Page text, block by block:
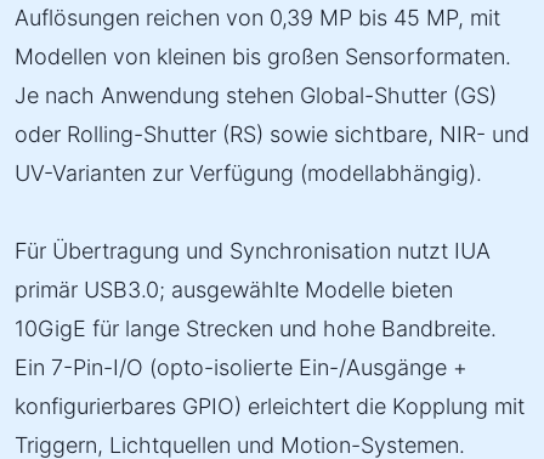
Auflösungen reichen von 0,39 MP bis 45 MP, mit
Modellen von kleinen bis großen Sensorformaten.
Je nach Anwendung stehen Global-Shutter (GS)
oder Rolling-Shutter (RS) sowie sichtbare, NIR- und
UV-Varianten zur Verfügung (modellabhängig).
Für Übertragung und Synchronisation nutzt IUA
primär USB3.0; ausgewählte Modelle bieten
10GigE für lange Strecken und hohe Bandbreite.
Ein 7-Pin-I/O (opto-isolierte Ein-/Ausgänge +
konfigurierbares GPIO) erleichtert die Kopplung mit
Triggern, Lichtquellen und Motion-Systemen.